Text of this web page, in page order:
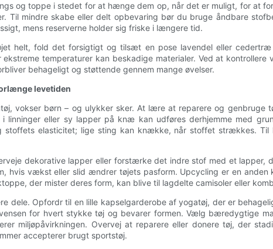
og toppe i stedet for at hænge dem op, når det er muligt, for at
Til mindre skabe eller delt opbevaring bør du bruge åndbare
mens reserverne holder sig friske i længere tid.
helt, fold det forsigtigt og tilsæt en pose lavendel eller
temperaturer kan beskadige materialer. Ved at
behageligt og støttende gennem mange øvelser.
levetiden
vokser børn – og ulykker sker. At lære at reparere og
i linninger eller sy lapper på knæ kan udføres derhjemme med
stoffets elasticitet; lige sting kan knække, når stoffet strækkes.
dekorative lapper eller forstærke det indre stof med et
hvis vækst eller slid ændrer tøjets pasform. Upcycling er en
der mister deres form, kan blive til lagdelte camisoler eller
Opfordr til en lille kapselgarderobe af yogatøj, der er
for hvert stykke tøj og bevarer formen. Vælg bæredygtige
miljøpåvirkningen. Overvej at reparere eller donere tøj, der
accepterer brugt sportstøj.